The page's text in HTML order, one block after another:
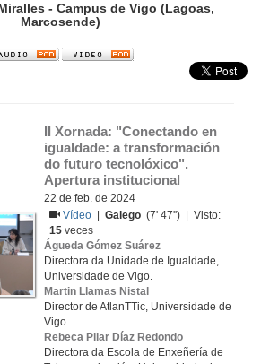
- Campus de Vigo (Lagoas,
Marcosende)
II Xornada: "Conectando en
igualdade: a transformación
do futuro tecnolóxico".
Apertura institucional
22 de feb. de 2024
Vídeo
|Galego (7' 47'') | Visto:
15 veces
Águeda Gómez Suárez
Directora da Unidade de Igualdade,
Universidade de Vigo.
Martin Llamas Nistal
Director de AtlanTTic, Universidade de
Vigo
Rebeca Pilar Díaz Redondo
Directora da Escola de Enxeñería de